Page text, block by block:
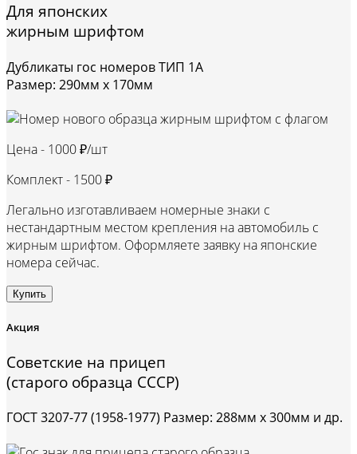
Для японских
жирным шрифтом
Дубликаты гос номеров ТИП 1А
Размер: 290мм х 170мм
Цена - 1000 ₽/шт
Комплект - 1500 ₽
Легально изготавливаем номерные знаки с
нестандартным местом крепления на автомобиль с
жирным шрифтом. Оформляете заявку на японские
номера сейчас.
Купить
Акция
Советские на прицеп
(старого образца СССР)
ГОСТ 3207-77 (1958-1977) Размер: 288мм х 300мм и др.